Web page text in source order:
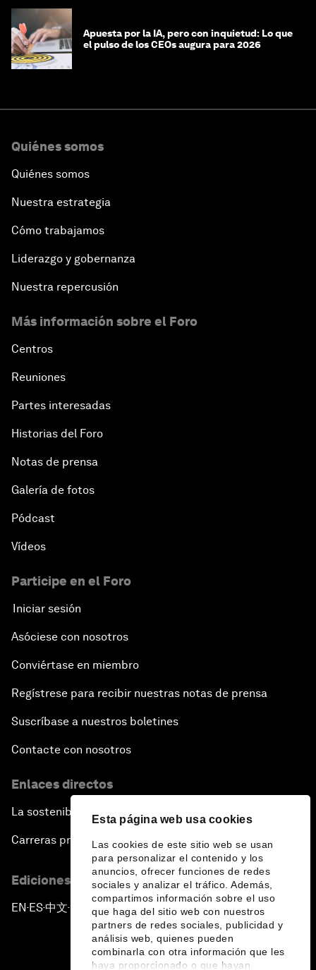
Esta página web usa cookies
Las cookies de este sitio web se usan
para personalizar el contenido y los
anuncios, ofrecer funciones de redes
sociales y analizar el tráfico. Además,
compartimos información sobre el uso
que haga del sitio web con nuestros
partners de redes sociales, publicidad y
análisis web, quienes pueden
combinarla con otra información que les
haya proporcionado o que hayan
Apuesta por la IA, pero con inquietud: Lo que
el pulso de los CEOs augura para 2026
Quiénes somos
Quiénes somos
Nuestra estrategia
Cómo trabajamos
Liderazgo y gobernanza
Nuestra repercusión
Más información sobre el Foro
Centros
Reuniones
Partes interesadas
Historias del Foro
Notas de prensa
Galería de fotos
Pódcast
Vídeos
Participe en el Foro
Iniciar sesión
Asóciese con nosotros
Conviértase en miembro
Regístrese para recibir nuestras notas de prensa
Suscríbase a nuestros boletines
Contacte con nosotros
Enlaces directos
La sostenibilidad en el Foro
Carreras profesionales
Ediciones en otros idiomas
EN ▪ ES▪中文▪ 日本語